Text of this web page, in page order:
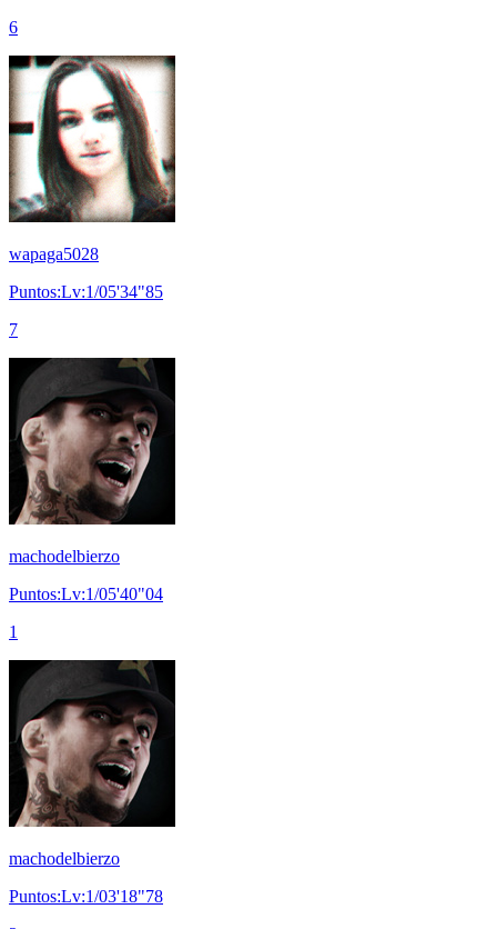
6
wapaga5028
Puntos:Lv:1/05'34"85
7
machodelbierzo
Puntos:Lv:1/05'40"04
1
machodelbierzo
Puntos:Lv:1/03'18"78